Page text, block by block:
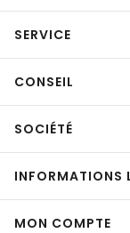
SERVICE
CONSEIL
SOCIÉTÉ
INFORMATIONS
MON COMPTE